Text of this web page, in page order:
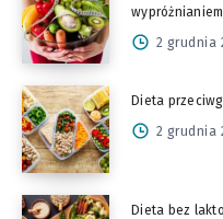
2 grudnia
Dieta
2 grudnia
Dieta bez